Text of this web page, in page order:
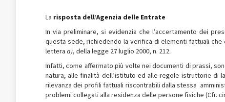
La risposta dell’Agenzia delle Entrate
In via preliminare, si evidenzia che l’accertamento dei
questa sede, richiedendo la verifica di elementi fattuali che
lettera a), della legge 27 luglio 2000, n. 212.
Infatti, come affermato più volte nei documenti di prassi,
natura, alle finalità dell’istituto ed alle regole istruttorie di
rilevanza dei profili fattuali riscontrabili dalla stessa
problemi collegati alla residenza delle persone fisiche (Cfr.